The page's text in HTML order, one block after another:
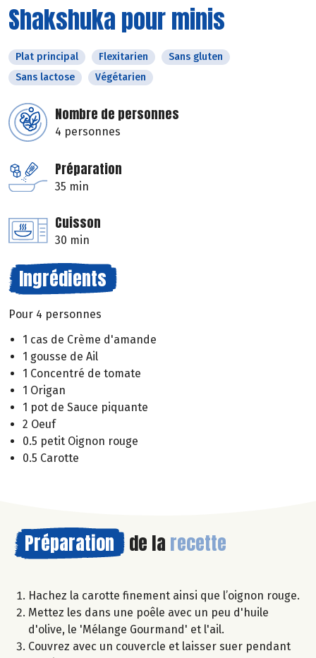
Shakshuka pour minis
Plat principal Flexitarien
Sans gluten
Sans lactose
Végétarien
Nombre de personnes
4 personnes
Préparation
35 min
Cuisson
30 min
Ingrédients
Pour 4 personnes
1 cas de Crème d'amande
1 gousse de Ail
1 Concentré de tomate
1 Origan
1 pot de Sauce piquante
2 Oeuf
0.5 petit Oignon rouge
0.5 Carotte
Préparation de la recette
Hachez la carotte finement ainsi que l’oignon rouge.
Mettez les dans une poêle avec un peu d'huile
d'olive, le 'Mélange Gourmand' et l'ail.
Couvrez avec un couvercle et laisser suer pendant